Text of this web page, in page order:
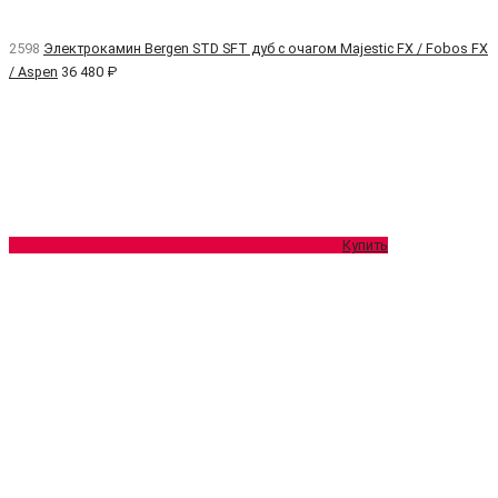
2598 Электрокамин Bergen STD SFT дуб с очагом Majestic FX / Fobos FX
/ Aspen 36 480 ₽
Купить